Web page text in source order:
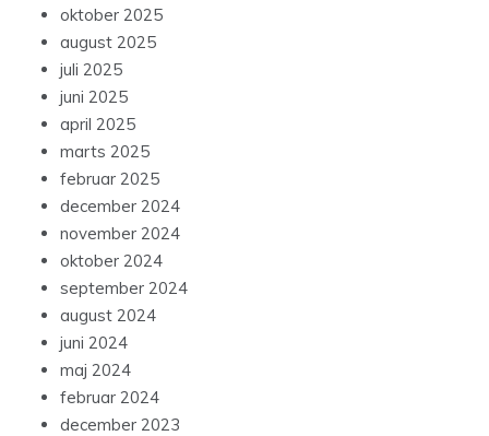
oktober 2025
august 2025
juli 2025
juni 2025
april 2025
marts 2025
februar 2025
december 2024
november 2024
oktober 2024
september 2024
august 2024
juni 2024
maj 2024
februar 2024
december 2023